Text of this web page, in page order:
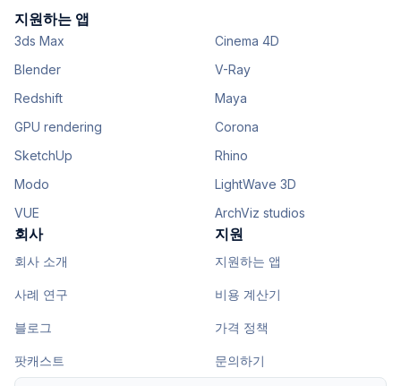
지원하는 앱
3ds Max
Cinema 4D
Blender
V-Ray
Redshift
Maya
GPU rendering
Corona
SketchUp
Rhino
Modo
LightWave 3D
VUE
ArchViz studios
회사
회사 소개
사례 연구
블로그
팟캐스트
지원
지원하는 앱
비용 계산기
가격 정책
문의하기